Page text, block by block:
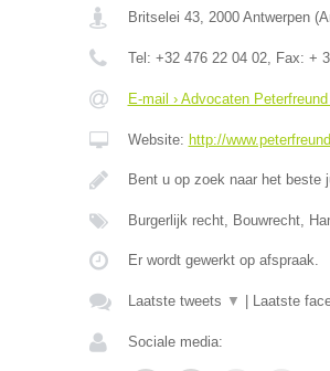
Britselei 43, 2000 Antwerpen(
Tel: +32 476 22 04 02, Fax: +
E-mail › Advocaten
Website: http://
Bent u op zoek naar het beste
Burgerlijk recht, Bouwrecht,
Er wordt gewerkt op afspraak.
Laatste tweets ▼ Laatste
Sociale media: